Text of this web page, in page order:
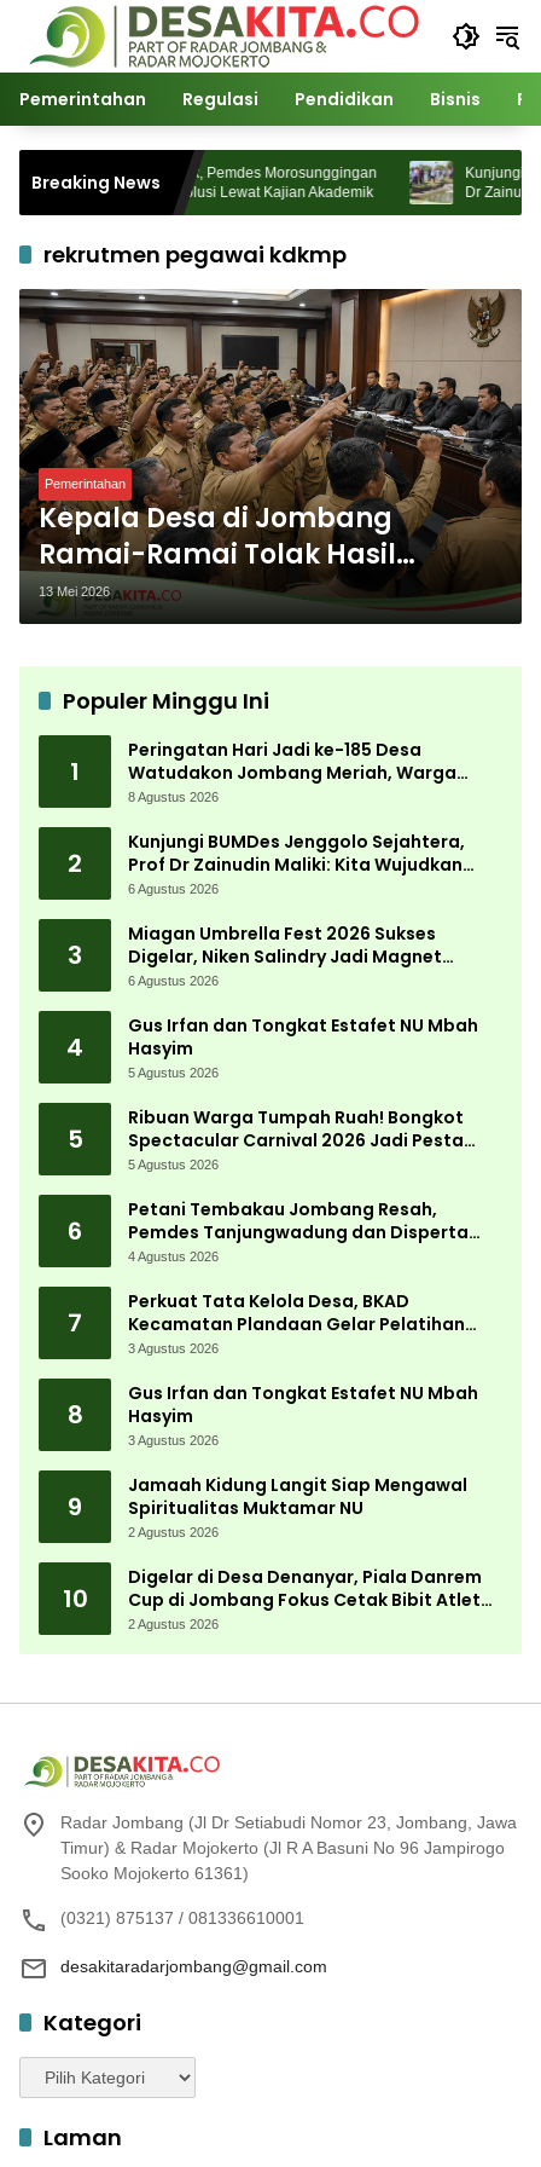
Langsung
konten
Pemerintahan Regulasi Pendidikan Bisnis
Breaking News
Harga Pupuk Naik, Pemdes Morosunggingan
Jombang Cari Solusi Lewat Kajian Akademik
Kunjungi
Dr Zainudin
Kemandirian
rekrutmen pegawai kdkmp
Pemerintahan
Kepala Desa di Jombang
Ramai-Ramai Tolak Hasil
Rekrutmen Pegawai KDKMP, Ini
Alasannya
13 Mei 2026
Populer Minggu Ini
1
Peringatan Hari Jadi ke-185 Desa
Watudakon Jombang Meriah, Warga
Tumpek Blek Padati Karnaval Budaya
8 Agustus 2026
2
Kunjungi BUMDes Jenggolo Sejahtera,
Prof Dr Zainudin Maliki: Kita Wujudkan
Kemandirian Ekonomi dengan Potensi
6 Agustus 2026
3
Miagan Umbrella Fest 2026 Sukses
Digelar, Niken Salindry Jadi Magnet
Ribuan Pengunjung
6 Agustus 2026
4
Gus Irfan dan Tongkat Estafet NU Mbah
Hasyim
5 Agustus 2026
5
Ribuan Warga Tumpah Ruah! Bongkot
Spectacular Carnival 2026 Jadi Pesta
Kemerdekaan Terbesar di Peterongan
5 Agustus 2026
6
Petani Tembakau Jombang Resah,
Pemdes Tanjungwadung dan Disperta
Bergerak Cepat
4 Agustus 2026
7
Perkuat Tata Kelola Desa, BKAD
Kecamatan Plandaan Gelar Pelatihan
Aparatur Pemdes
3 Agustus 2026
8
Gus Irfan dan Tongkat Estafet NU Mbah
Hasyim
3 Agustus 2026
9
Jamaah Kidung Langit Siap Mengawal
Spiritualitas Muktamar NU
2 Agustus 2026
10
Digelar di Desa Denanyar, Piala Danrem
Cup di Jombang Fokus Cetak Bibit Atlet
Menembak Berprestasi
2 Agustus 2026
Radar Jombang (Jl Dr Setiabudi Nomor 23, Jombang, Jawa
Timur) & Radar Mojokerto (Jl R A Basuni No 96 Jampirogo
Sooko Mojokerto 61361)
(0321) 875137 / 081336610001
desakitaradarjombang@gmail.com
Kategori
Kategori
Laman